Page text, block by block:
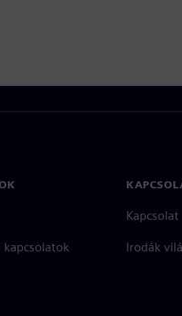
kapcsolatok
Kapcsolat
Irodák